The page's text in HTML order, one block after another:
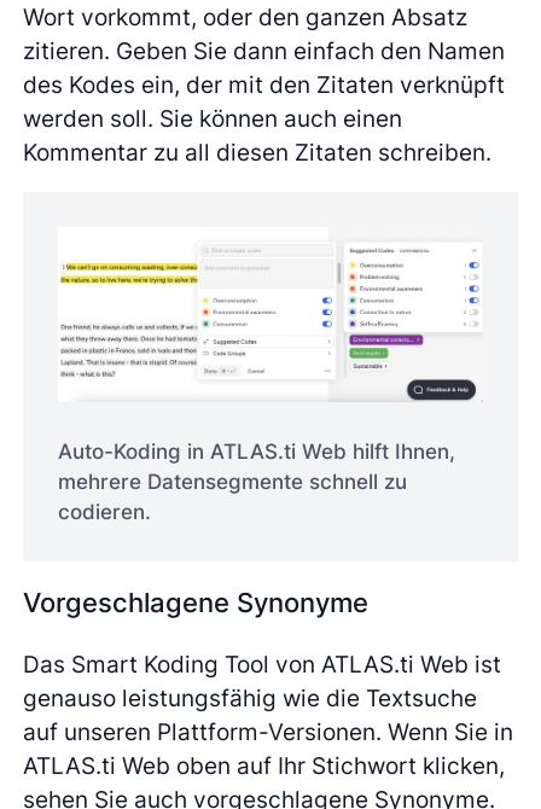
Wort vorkommt, oder den ganzen Absatz
zitieren. Geben Sie dann einfach den Namen
des Kodes ein, der mit den Zitaten verknüpft
werden soll. Sie können auch einen
Kommentar zu all diesen Zitaten schreiben.
Auto-Koding in ATLAS.ti Web hilft Ihnen,
mehrere Datensegmente schnell zu
codieren.
Vorgeschlagene Synonyme
Das Smart Koding Tool von ATLAS.ti Web ist
genauso leistungsfähig wie die Textsuche
auf unseren Plattform-Versionen. Wenn Sie in
ATLAS.ti Web oben auf Ihr Stichwort klicken,
sehen Sie auch vorgeschlagene Synonyme.